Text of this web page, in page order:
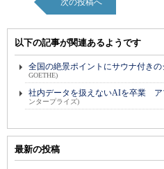
次の投稿へ
以下の記事が関連あるようです
全国の絶景ポイントにサウナ付き
GOETHE)
社内データを扱えないAIを卒業 ア
ンタープライズ)
最新の投稿